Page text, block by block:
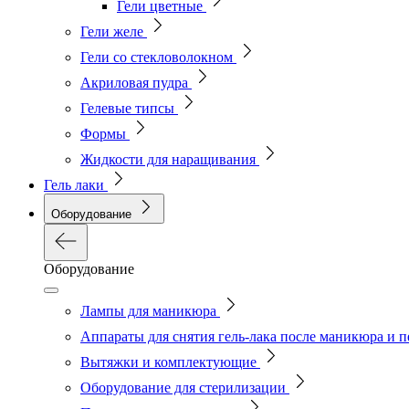
Гели цветные
Гели желе
Гели со стекловолокном
Акриловая пудра
Гелевые типсы
Формы
Жидкости для наращивания
Гель лаки
Оборудование
Оборудование
Лампы для маникюра
Аппараты для снятия гель-лака после маникюра и
Вытяжки и комплектующие
Оборудование для стерилизации